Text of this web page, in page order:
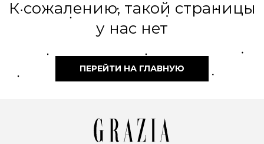
К сожалению, такой страницы
у нас нет
ПЕРЕЙТИ НА ГЛАВНУЮ